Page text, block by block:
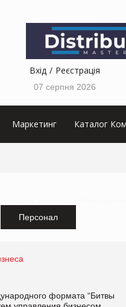
Вхід Реєстрація
07 серпня 2026
Маркетинг Каталог
Персонал
формата “Битвы